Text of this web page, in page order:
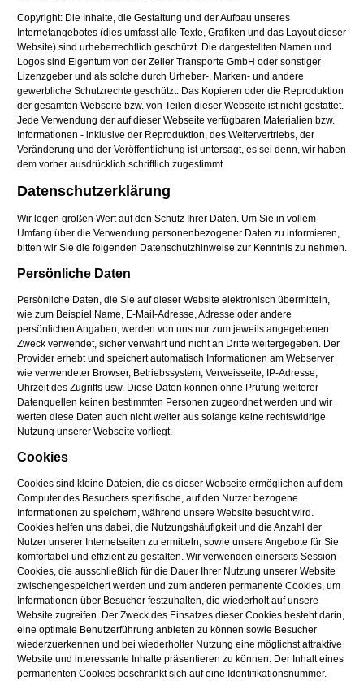
Copyright: Die Inhalte, die Gestaltung und der Aufbau unseres
Internetangebotes (dies umfasst alle Texte, Grafiken und das Layout dieser
Website) sind urheberrechtlich geschützt. Die dargestellten Namen und
Logos sind Eigentum von der Zeller Transporte GmbH oder sonstiger
Lizenzgeber und als solche durch Urheber-, Marken- und andere
gewerbliche Schutzrechte geschützt. Das Kopieren oder die Reproduktion
der gesamten Webseite bzw. von Teilen dieser Webseite ist nicht gestattet.
Jede Verwendung der auf dieser Webseite verfügbaren Materialien bzw.
Informationen - inklusive der Reproduktion, des Weitervertriebs, der
Veränderung und der Veröffentlichung ist untersagt, es sei denn, wir haben
dem vorher ausdrücklich schriftlich zugestimmt.
Datenschutzerklärung
Wir legen großen Wert auf den Schutz Ihrer Daten. Um Sie in vollem
Umfang über die Verwendung personenbezogener Daten zu informieren,
bitten wir Sie die folgenden Datenschutzhinweise zur Kenntnis zu nehmen.
Persönliche Daten
Persönliche Daten, die Sie auf dieser Website elektronisch übermitteln,
wie zum Beispiel Name, E-Mail-Adresse, Adresse oder andere
persönlichen Angaben, werden von uns nur zum jeweils angegebenen
Zweck verwendet, sicher verwahrt und nicht an Dritte weitergegeben. Der
Provider erhebt und speichert automatisch Informationen am Webserver
wie verwendeter Browser, Betriebssystem, Verweisseite, IP-Adresse,
Uhrzeit des Zugriffs usw. Diese Daten können ohne Prüfung weiterer
Datenquellen keinen bestimmten Personen zugeordnet werden und wir
werten diese Daten auch nicht weiter aus solange keine rechtswidrige
Nutzung unserer Webseite vorliegt.
Cookies
Cookies sind kleine Dateien, die es dieser Webseite ermöglichen auf dem
Computer des Besuchers spezifische, auf den Nutzer bezogene
Informationen zu speichern, während unsere Website besucht wird.
Cookies helfen uns dabei, die Nutzungshäufigkeit und die Anzahl der
Nutzer unserer Internetseiten zu ermitteln, sowie unsere Angebote für Sie
komfortabel und effizient zu gestalten. Wir verwenden einerseits Session-
Cookies, die ausschließlich für die Dauer Ihrer Nutzung unserer Website
zwischengespeichert werden und zum anderen permanente Cookies, um
Informationen über Besucher festzuhalten, die wiederholt auf unsere
Website zugreifen. Der Zweck des Einsatzes dieser Cookies besteht darin,
eine optimale Benutzerführung anbieten zu können sowie Besucher
wiederzuerkennen und bei wiederholter Nutzung eine möglichst attraktive
Website und interessante Inhalte präsentieren zu können. Der Inhalt eines
permanenten Cookies beschränkt sich auf eine Identifikationsnummer.